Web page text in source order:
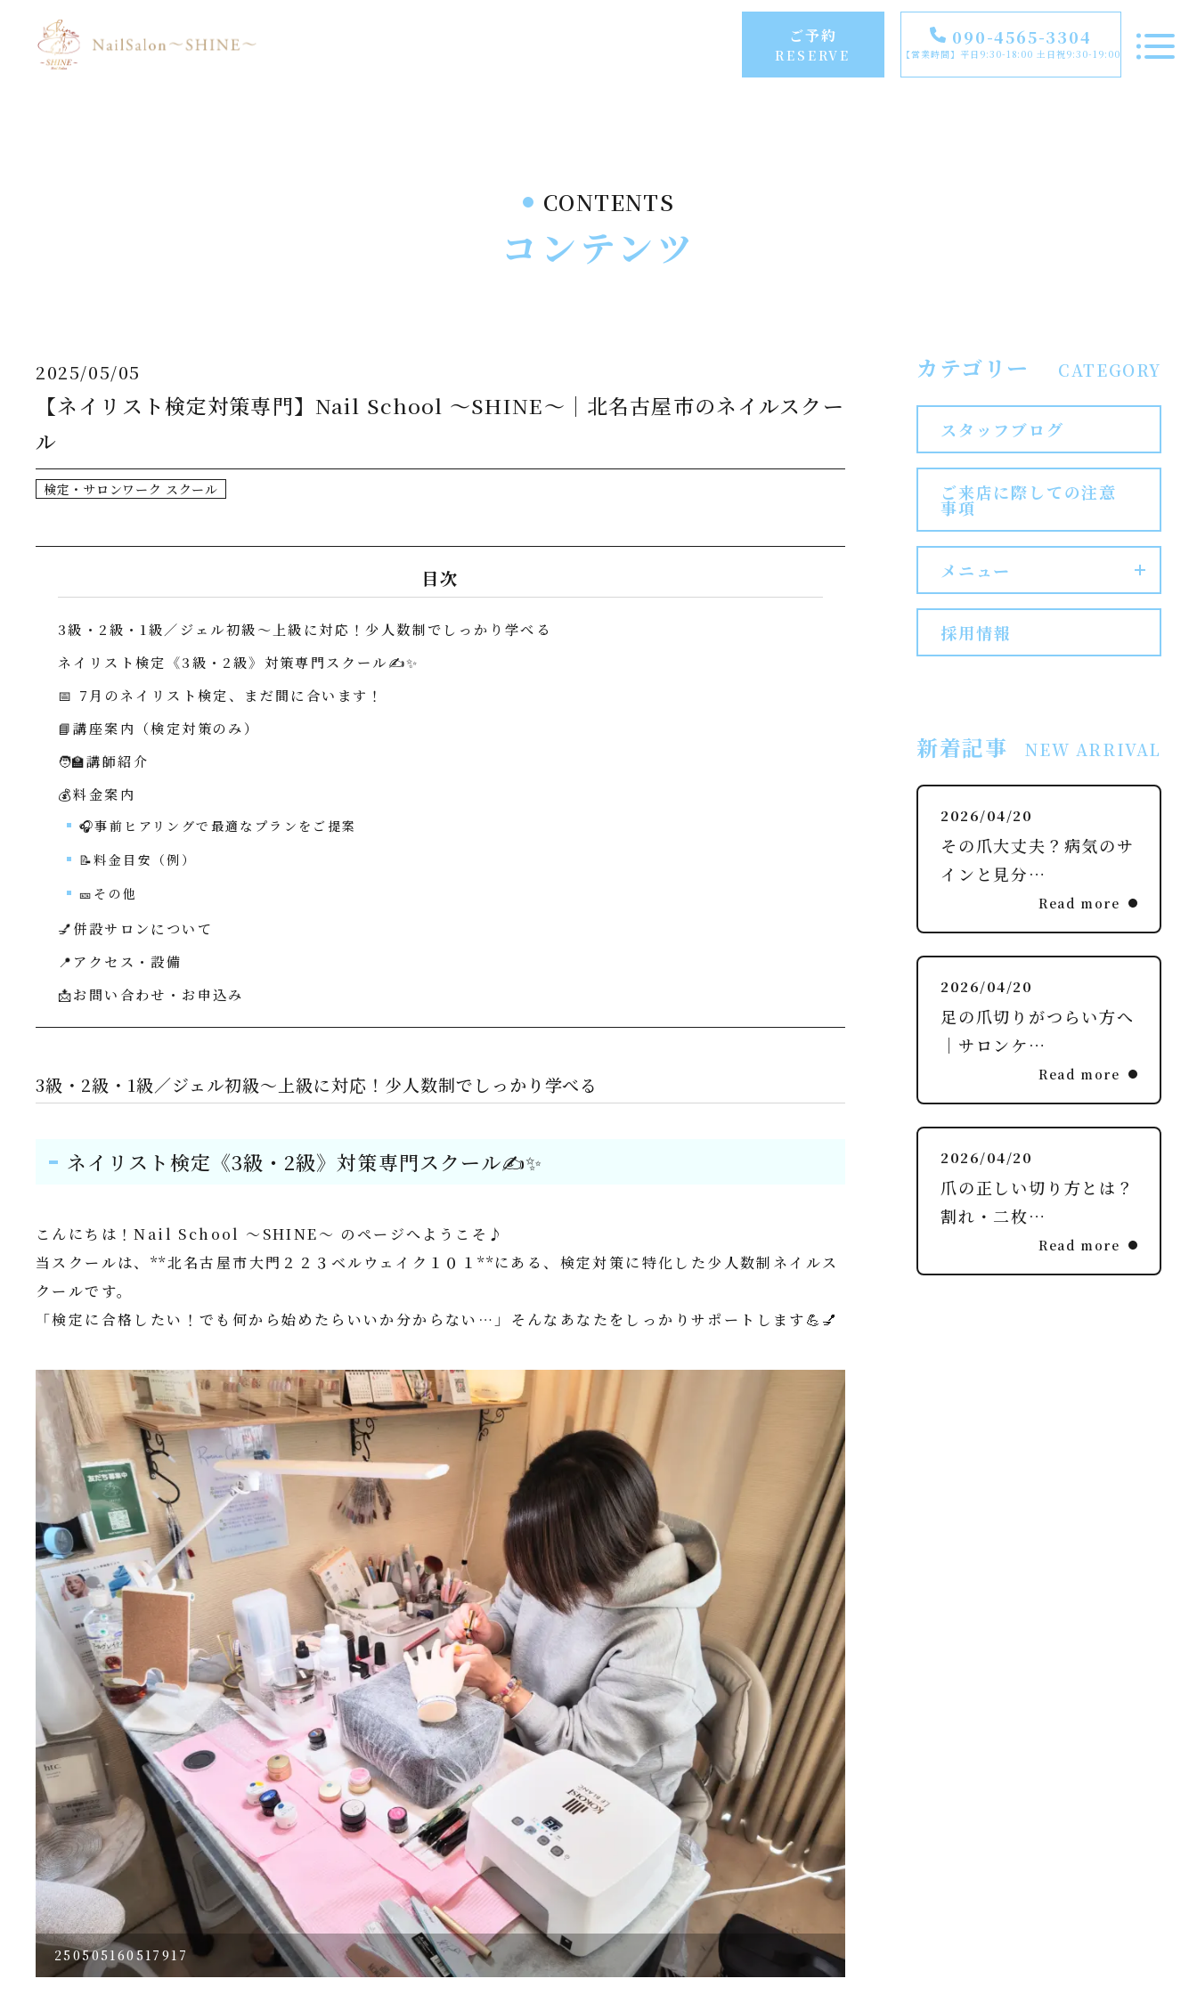
ご予約
RESERVE
090-4565-3304
【営業時間】平日9:30-18:00 土日祝9:30-19:00
INSTAGRAM
NEWS
CONTENTS
ACCESS
キャンペーン
お知らせ
各種コンテンツ
お問い合わせ
CONTENTS
コンテンツ
2025/05/05
【ネイリスト検定対策専門】Nail School ～SHINE～｜北名古屋市のネイルスクー
ル
検定・サロンワーク スクール
目次
3級・2級・1級／ジェル初級～上級に対応！少人数制でしっかり学べる
ネイリスト検定《3級・2級》対策専門スクール✍️✨
📅 7月のネイリスト検定、まだ間に合います！
📘講座案内（検定対策のみ）
🧑‍🏫講師紹介
💰料金案内
🎧事前ヒアリングで最適なプランをご提案
📝料金目安（例）
🎫その他
💅併設サロンについて
📍アクセス・設備
📩お問い合わせ・お申込み
3級・2級・1級／ジェル初級～上級に対応！少人数制でしっかり学べる
ネイリスト検定《3級・2級》対策専門スクール✍️✨
こんにちは！Nail School ～SHINE～ のページへようこそ♪
当スクールは、**北名古屋市大門２２３ベルウェイク１０１**にある、検定対策に特化した少人数制ネイルス
クールです。
「検定に合格したい！でも何から始めたらいいか分からない…」そんなあなたをしっかりサポートします💪💅
250505160517917
CATEGORY
カテゴリー
スタッフブログ
ご来店に際しての注意
事項
メニュー
採用情報
NEW ARRIVAL
新着記事
2026/04/20
その爪大丈夫？病気のサ
インと見分…
Read more
2026/04/20
足の爪切りがつらい方へ
｜サロンケ…
Read more
2026/04/20
爪の正しい切り方とは？
割れ・二枚…
Read more